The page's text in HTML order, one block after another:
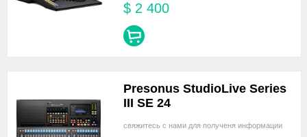
$ 2 400
Presonus StudioLive Series
III SE 24
свяжитесь с нами для полученя информации